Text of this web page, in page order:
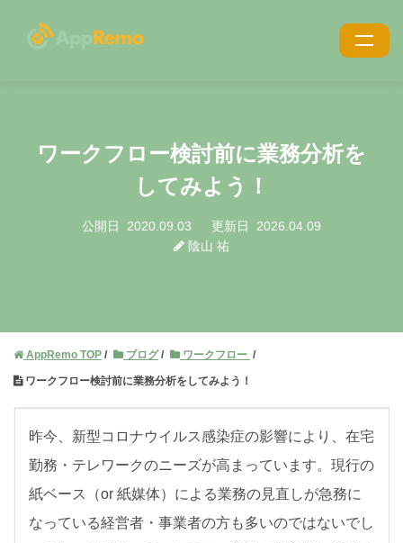
ブログ
お知らせ
パートナー募集
製品紹介デモ
ワークフロー検討前に業務分析を
してみよう！
公開日 2020.09.03 更新日 2026.04.09
陰山 祐
AppRemo TOP ブログ ワークフロー
ワークフロー検討前に業務分析をしてみよう！
昨今、新型コロナウイルス感染症の影響により、在宅
勤務・テレワークのニーズが高まっています。現行の
紙ベース（or 紙媒体）による業務の見直しが急務に
なっている経営者・事業者の方も多いのではないでし